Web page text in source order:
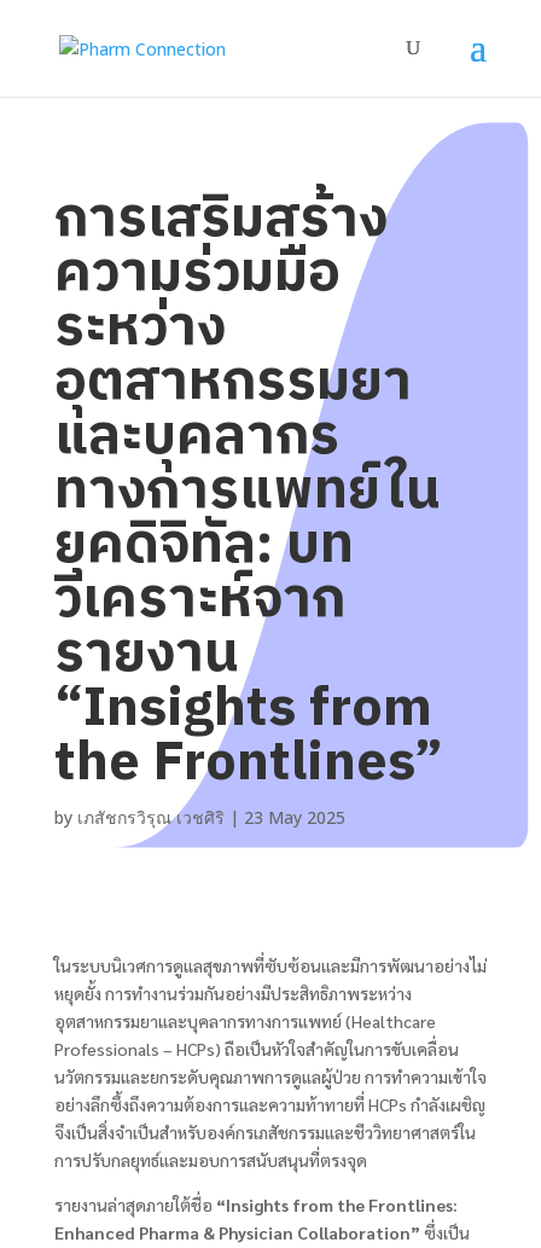
การเสริมสร้าง
ความร่วมมือ
ระหว่าง
อุตสาหกรรมยา
และบุคลากร
ทางการแพทย์ใน
ยุคดิจิทัล: บท
วิเคราะห์จาก
รายงาน
“Insights from
the Frontlines”
by เภสัชกรวิรุณ เวชศิริ | 23 May 2025
ในระบบนิเวศการดูแลสุขภาพที่ซับซ้อนและมีการพัฒนาอย่างไม่
หยุดยั้ง การทำงานร่วมกันอย่างมีประสิทธิภาพระหว่าง
อุตสาหกรรมยาและบุคลากรทางการแพทย์ (Healthcare
Professionals – HCPs) ถือเป็นหัวใจสำคัญในการขับเคลื่อน
นวัตกรรมและยกระดับคุณภาพการดูแลผู้ป่วย การทำความเข้าใจ
อย่างลึกซึ้งถึงความต้องการและความท้าทายที่ HCPs กำลังเผชิญ
จึงเป็นสิ่งจำเป็นสำหรับองค์กรเภสัชกรรมและชีววิทยาศาสตร์ใน
การปรับกลยุทธ์และมอบการสนับสนุนที่ตรงจุด
รายงานล่าสุดภายใต้ชื่อ “Insights from the Frontlines:
Enhanced Pharma & Physician Collaboration” ซึ่งเป็น